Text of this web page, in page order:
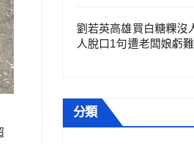
劉若英高雄買白糖粿
人脫口1句遭老闆娘虧
分類